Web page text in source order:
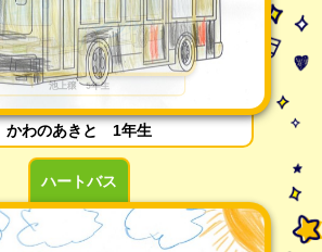
かわのあきと 1年生
ハートバス